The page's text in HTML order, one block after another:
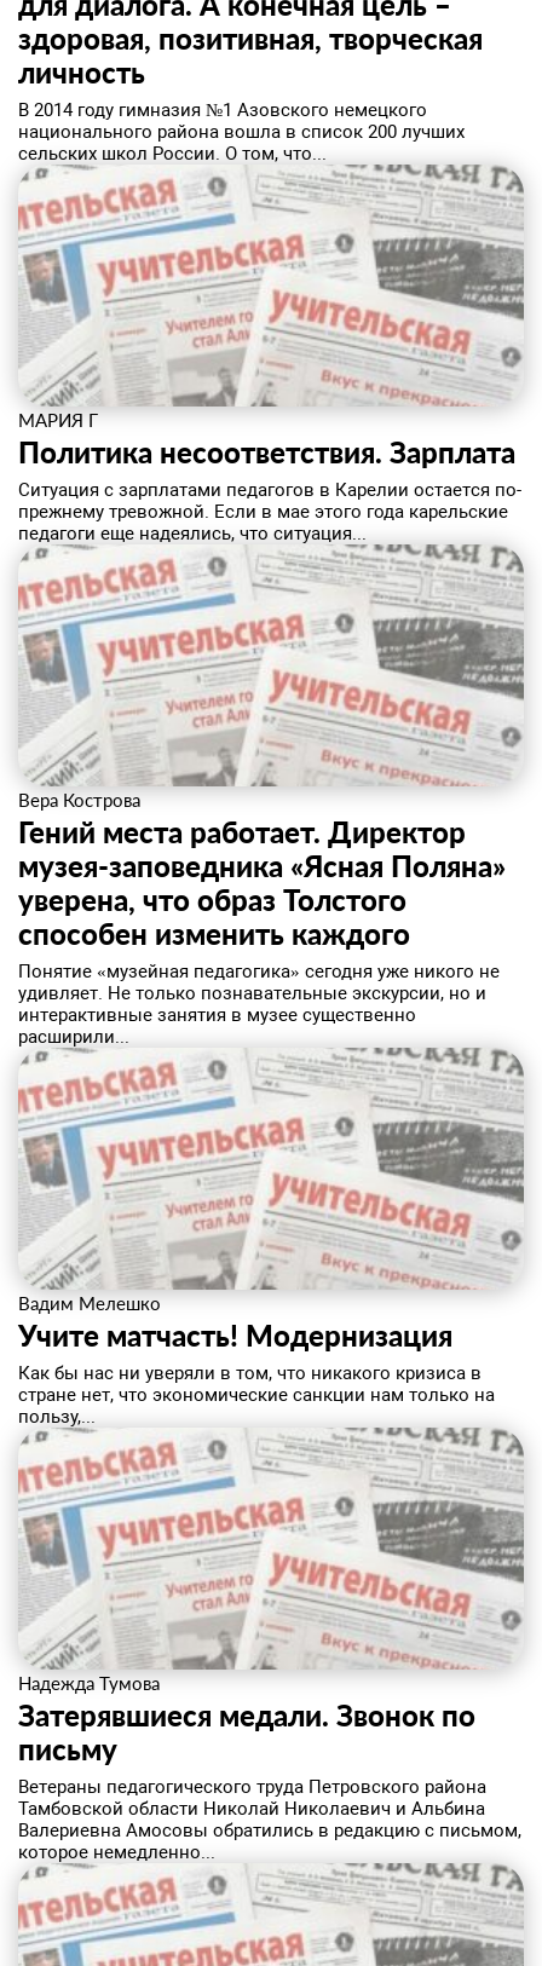
здоровая, позитивная, творческая
личность
В 2014 году гимназия №1 Азовского немецкого
национального района вошла в список 200 лучших
сельских школ России. О том, что...
МАРИЯ Г
Политика несоответствия. ​Зарплата
Ситуация с зарплатами педагогов в Карелии остается по-
прежнему тревожной. Если в мае этого года карельские
педагоги еще надеялись, что ситуация...
Вера Кострова
Гений места работает. Директор
музея-заповедника «Ясная Поляна»
уверена, что образ Толстого
способен изменить каждого
Понятие «музейная педагогика» сегодня уже никого не
удивляет. Не только познавательные экскурсии, но и
интерактивные занятия в музее существенно
расширили...
Вадим Мелешко
Учите матчасть! ​Модернизация
Как бы нас ни уверяли в том, что никакого кризиса в
стране нет, что экономические санкции нам только на
пользу,...
Надежда Тумова
Затерявшиеся медали. ​Звонок по
письму
Ветераны педагогического труда Петровского района
Тамбовской области Николай Николаевич и Альбина
Валериевна Амосовы обратились в редакцию с письмом,
которое немедленно...